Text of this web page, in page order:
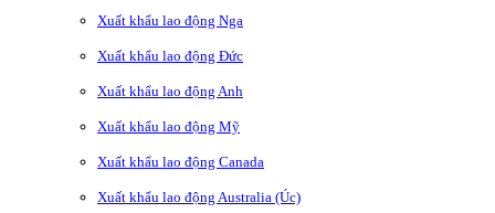
Xuất khẩu lao động Nga
Xuất khẩu lao động Đức
Xuất khẩu lao động Anh
Xuất khẩu lao động Mỹ
Xuất khẩu lao động Canada
Xuất khẩu lao động Australia (Úc)